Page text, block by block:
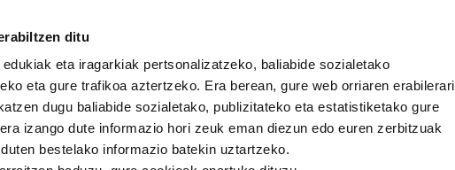
ditu
eta iragarkiak pertsonalizatzeko, baliabide sozialetako
eta gure trafikoa aztertzeko. Era berean, gure web orriaren erabilerari
dugu baliabide sozialetako, publizitateko eta estatistiketako gure
izango dute informazio hori zeuk eman diezun edo euren zerbitzuak
bestelako informazio batekin uztartzeko.
Euskal Herriko presio fiskala Europako txikienetakoa da